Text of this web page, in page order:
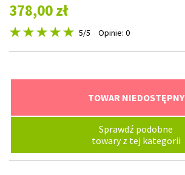
378,00 zł
5/5 Opinie: 0
TOWAR NIEDOSTĘPNY
Sprawdź podobne
towary z tej kategorii